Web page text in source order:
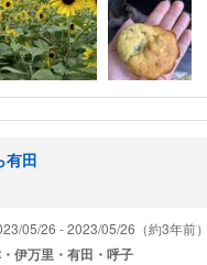
有田
05/26 - 2023/05/26（約3年前）
伊万里・有田・呼子